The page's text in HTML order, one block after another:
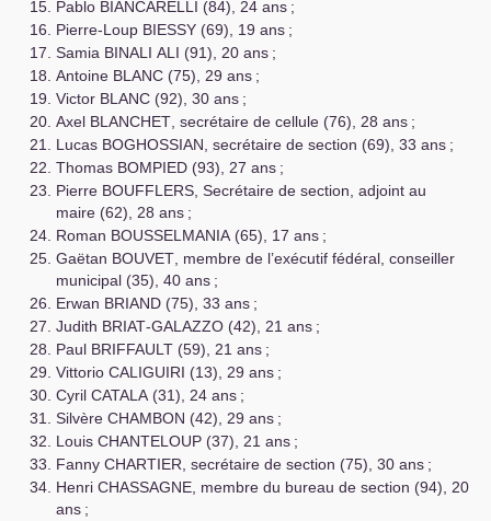
Pablo BIANCARELLI (84), 24 ans ;
Pierre-Loup BIESSY (69), 19 ans ;
Samia BINALI ALI (91), 20 ans ;
Antoine BLANC (75), 29 ans ;
Victor BLANC (92), 30 ans ;
Axel BLANCHET , secrétaire de cellule (76), 28 ans ;
Lucas BOGHOSSIAN , secrétaire de section (69), 33 ans ;
Thomas BOMPIED (93), 27 ans ;
Pierre BOUFFLERS , Secrétaire de section, adjoint au
maire (62), 28 ans ;
Roman BOUSSELMANIA (65), 17 ans ;
Gaëtan BOUVET , membre de l’exécutif fédéral, conseiller
municipal (35), 40 ans ;
Erwan BRIAND (75), 33 ans ;
Judith BRIAT-GALAZZO (42), 21 ans ;
Paul BRIFFAULT (59), 21 ans ;
Vittorio CALIGUIRI (13), 29 ans ;
Cyril CATALA (31), 24 ans ;
Silvère CHAMBON (42), 29 ans ;
Louis CHANTELOUP (37), 21 ans ;
Fanny CHARTIER , secrétaire de section (75), 30 ans ;
Henri CHASSAGNE , membre du bureau de section (94), 20
ans ;